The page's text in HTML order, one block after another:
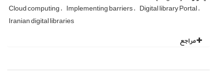
Cloud computing Implementing barriers Digital library Portal
Iranian digital libraries
مراجع